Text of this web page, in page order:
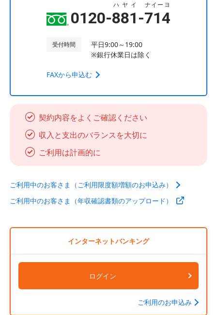
0120-881
ハヤイ
-714
ナイーヨ
受付時間
平日9:00～19:00
※銀行休業日は除く
FAXから申込む
契約内容をよくご確認ください
収入と支出のバランスを大切に
ご利用は計画的に
ご利用中のお客さま（ご利用限度額増額のお申込み）
ご利用中のお客さま（年収確認書類のアップロード）
インターネットバンキング
ログイン
ご利用のお申込み